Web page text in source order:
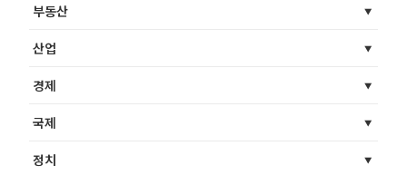
부동산
산업
경제
국제
정치